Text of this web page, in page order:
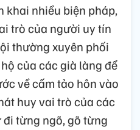
khai nhiều biện pháp,
trò của người uy tín
thường xuyên phối
của các già làng để
về cấm tảo hôn vào
huy vai trò của các
từng ngõ, gõ từng